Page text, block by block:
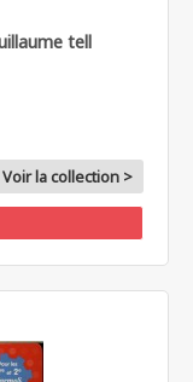
tell
Voir la collection >